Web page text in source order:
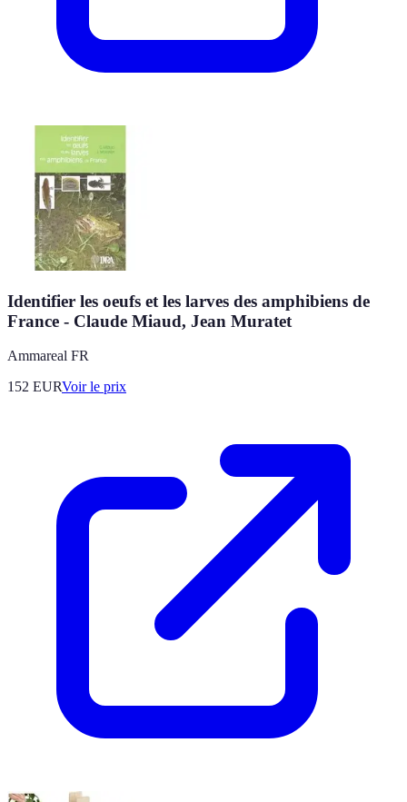
Identifier les oeufs et les larves des amphibiens de
France - Claude Miaud, Jean Muratet
Ammareal FR
152 EURVoir le prix